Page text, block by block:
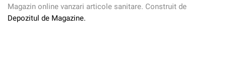
Magazin online vanzari articole sanitare. Construit de
Depozitul de Magazine.